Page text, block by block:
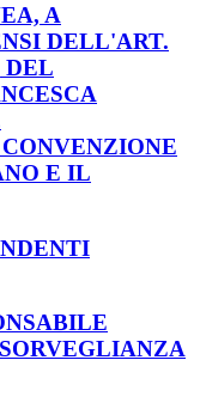
A
DELL'ART.
DEL
E IL